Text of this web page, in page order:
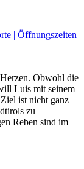
| Öffnungszeiten
Obwohl die
Luis mit seinem
ist nicht ganz
zu
Reben sind im